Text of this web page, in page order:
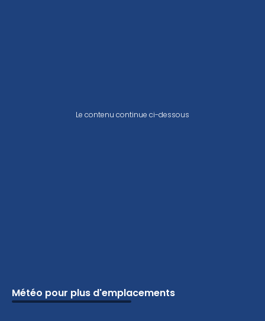
Météo pour plus d'emplacements
Vacances Écoles
Ski
Aéroports Chalet Attractions
Golf Camping Plages
Le contenu continue ci-dessous